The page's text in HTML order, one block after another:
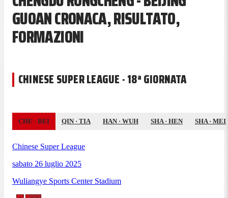
GUOAN CRONACA, RISULTATO,
FORMAZIONI
CHINESE SUPER LEAGUE · 18ª GIORNATA
CHE · BEI QIN · TIA HAN · WUH SHA· HEN SHA· MEI
Chinese Super League
sabato 26 luglio 2025
Wuliangye Sports Center Stadium